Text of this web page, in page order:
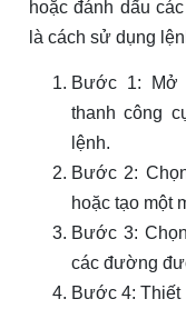
hoặc đánh dấu
là cách sử dụng
Bước 1: Mở
thanh công
lệnh.
Bước 2:
hoặc tạo một
Bước 3:
các đường
Bước 4: Thiết